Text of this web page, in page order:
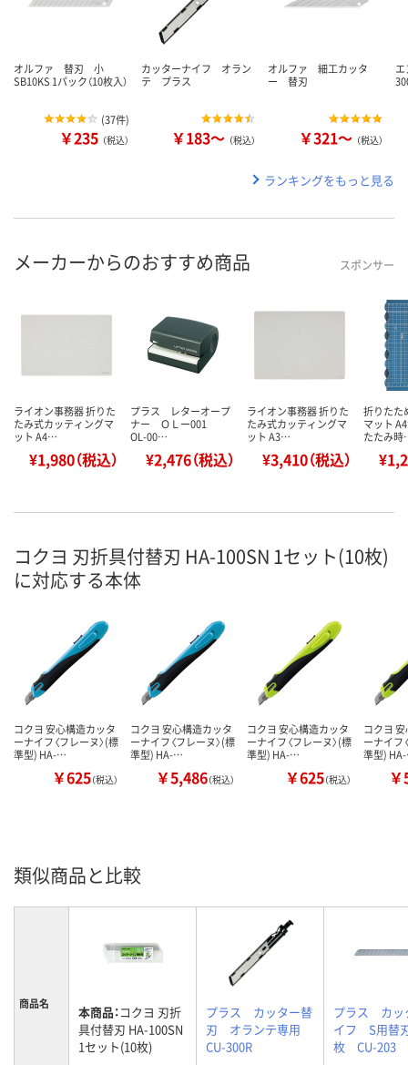
オルファ 替刃 小
SB10KS 1パック（10枚入）
(37件)
￥235 （税込）
カッターナイフ オラン
テ プラス
￥183～ （税込）
オルファ 細工カッタ
ー 替刃
￥321～ （税込）
ランキングをもっと見る
メーカーからのおすすめ商品 スポンサー
ライオン事務器 折りた
たみ式カッティングマ
ット A4…
¥1,980（税込）
プラス レターオープ
ナー ＯＬー001
OL-00…
¥2,476（税込）
ライオン事務器 折りた
たみ式カッティングマ
ット A3…
¥3,410（税込）
折りたた
マット
たたみ
コクヨ 刃折具付替刃 HA-100SN 1セット(10枚)
に対応する本体
コクヨ 安心構造カッタ
ーナイフ〈フレーヌ〉(標
準型) HA-…
￥625（税込）
コクヨ 安心構造カッタ
ーナイフ〈フレーヌ〉(標
準型) HA-…
￥5,486（税込）
コクヨ 安心構造カッタ
ーナイフ〈フレーヌ〉(標
準型) HA-…
￥625（税込）
コクヨ
ーナイフ
準型)
類似商品と比較
商品名 本商品：コクヨ 刃折
具付替刃 HA-100SN
1セット(10枚)
プラス カッター替
刃 オランテ専用
CU-300R
プラス カッ
イフ S用替
枚 CU-203